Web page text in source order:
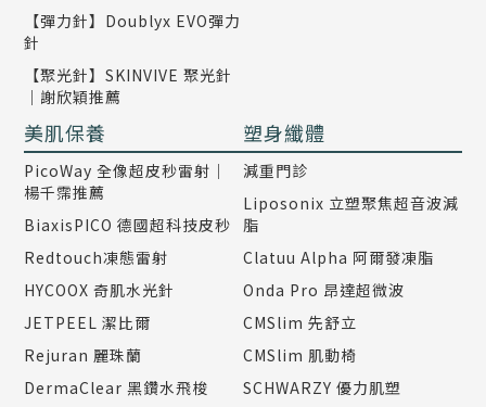
【彈力針】Doublyx EVO彈力
針
【聚光針】SKINVIVE 聚光針
｜謝欣穎推薦
美肌保養
PicoWay 全像超皮秒雷射｜
楊千霈推薦
BiaxisPICO 德國超科技皮秒
Redtouch凍態雷射
HYCOOX 奇肌水光針
JETPEEL 潔比爾
Rejuran 麗珠蘭
DermaClear 黑鑽水飛梭
塑身纖體
減重門診
Liposonix 立塑聚焦超音波減
脂
Clatuu Alpha 阿爾發凍脂
Onda Pro 昂達超微波
CMSlim 先舒立
CMSlim 肌動椅
SCHWARZY 優力肌塑